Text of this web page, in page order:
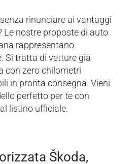
rinunciare ai vantaggi
Le nostre proposte di auto
rappresentano
Si tratta di vetture già
con zero chilometri
in pronta consegna. Vieni
perfetto per te con
listino ufficiale.
Škoda,